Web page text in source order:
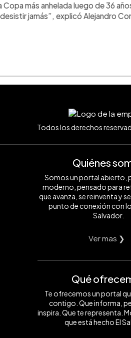
más anhelada luego de 36
jamás”, explicó Alejandro
Todos los derechos
Quiénes
Somos un portal abierto,
moderno, pensado para
que avanza, se reinventa y
punto de conexión con
Salvador.
Ver mas ❯
Qué
Te ofrecemos un portal
contigo. Que informa,
inspira. Que te representa.
que está hecho El